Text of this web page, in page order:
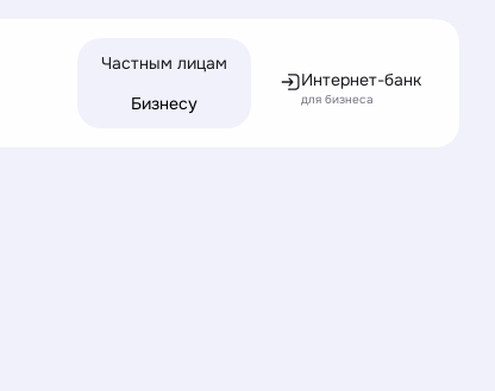
Частным лицам
Бизнесу
Интернет-банк
для бизнеса